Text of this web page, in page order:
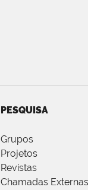
PESQUISA
Grupos
Projetos
Revistas
Chamadas Externas